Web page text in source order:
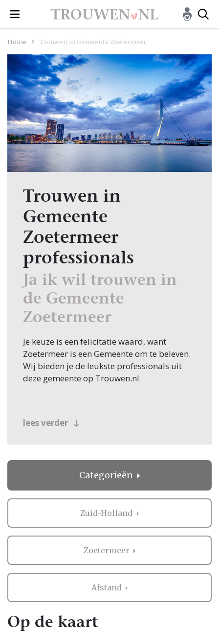
Home Trouwen in Gemeente Zoetermeer
Trouwen in
Gemeente
Zoetermeer
professionals
Ja ik wil trouwen in
de Gemeente
Zoetermeer
Je keuze is een felicitatie waard, want
Zoetermeer is een Gemeente om te beleven.
Wij bieden je de leukste professionals uit
deze gemeente op Trouwen.nl
lees verder
Categorieën
Zuid-Holland
Zoetermeer
Afstand
Op de kaart